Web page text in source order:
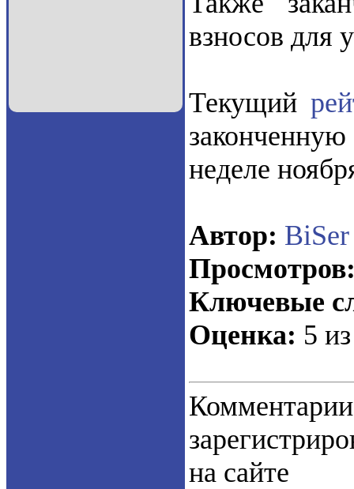
взносов для
Текущий
неделе
Автор: BiSer
Ключевые
Оценка: 5
на сайте